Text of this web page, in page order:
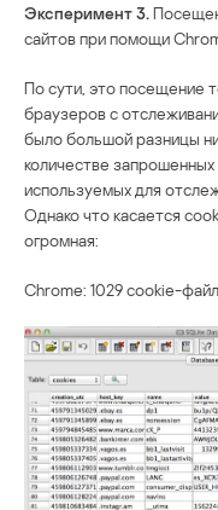
Эксперимент 3.
сайтов при помощи
По сути, это посещение
браузеров с
было большой разницы
количестве
используемых для
Однако что касается
огромная:
Chrome: 1029 cookie-